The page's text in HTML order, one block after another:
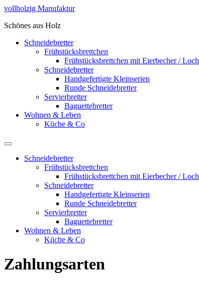
Zum
springen
vollholzig Manufaktur
Schönes aus Holz
Schneidebretter
Frühstücksbrettchen
Frühstücksbrettchen mit Eierbecher / Loch
Schneidebretter
Handgefertigte Kleinserien
Runde Schneidebretter
Servierbretter
Baguettebretter
Wohnen & Leben
Küche & Co
Schneidebretter
Frühstücksbrettchen
Frühstücksbrettchen mit Eierbecher / Loch
Schneidebretter
Handgefertigte Kleinserien
Runde Schneidebretter
Servierbretter
Baguettebretter
Wohnen & Leben
Küche & Co
Zahlungsarten